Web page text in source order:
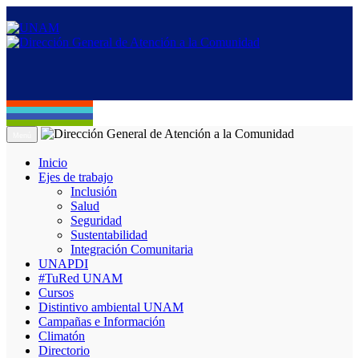
Inicio
Ejes de trabajo
Inclusión
Salud
Seguridad
Sustentabilidad
Integración Comunitaria
UNAPDI
#TuRed UNAM
Cursos
Distintivo ambiental UNAM
Campañas e Información
Climatón
Directorio